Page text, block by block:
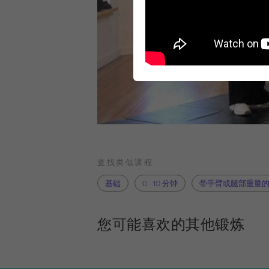
查找类似课程
基础
0 - 10 分钟 带手臂或腿部重量
您可能喜欢的其他锻炼